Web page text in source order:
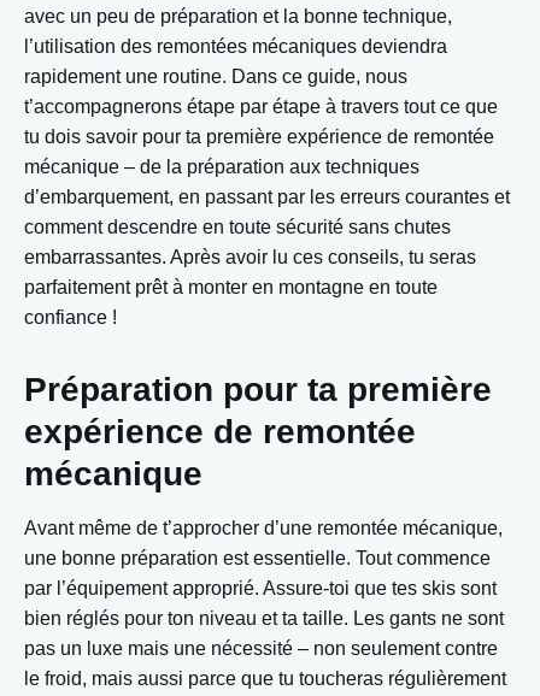
avec un peu de préparation et la bonne technique,
l’utilisation des remontées mécaniques deviendra
rapidement une routine. Dans ce guide, nous
t’accompagnerons étape par étape à travers tout ce que
tu dois savoir pour ta première expérience de remontée
mécanique – de la préparation aux techniques
d’embarquement, en passant par les erreurs courantes et
comment descendre en toute sécurité sans chutes
embarrassantes. Après avoir lu ces conseils, tu seras
parfaitement prêt à monter en montagne en toute
confiance !
Préparation pour ta première
expérience de remontée
mécanique
Avant même de t’approcher d’une remontée mécanique,
une bonne préparation est essentielle. Tout commence
par l’équipement approprié. Assure-toi que tes skis sont
bien réglés pour ton niveau et ta taille. Les gants ne sont
pas un luxe mais une nécessité – non seulement contre
le froid, mais aussi parce que tu toucheras régulièrement